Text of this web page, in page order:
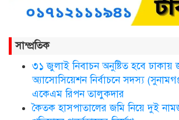
নতুন জেলা
ছাতকে এক শিক্ষিকা
হাসপাতালে ভতি
সাম্প্রতিক
৩১ জুলাই নিবাচন অনু‌ষ্টিত হ‌বে ঢাকায়
অ্যাসোসিয়েশন নির্বাচনে সদস্য
একেএম রিপন তালুকদার
কৈতক হাসপাতালের জমি নিয়ে দুই